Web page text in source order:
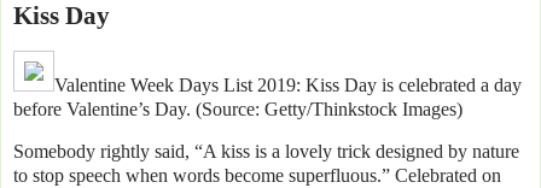
Kiss Day
Valentine Week Days List 2019: Kiss Day is celebrated a day
before Valentine’s Day. (Source: Getty/Thinkstock Images)
Somebody rightly said, “A kiss is a lovely trick designed by nature
to stop speech when words become superfluous.” Celebrated on